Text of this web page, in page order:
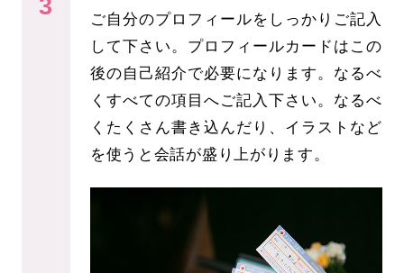
3
ご自分のプロフィールをしっかりご記入
して下さい。プロフィールカードはこの
後の自己紹介で必要になります。なるべ
くすべての項目へご記入下さい。なるべ
くたくさん書き込んだり、イラストなど
を使うと会話が盛り上がります。